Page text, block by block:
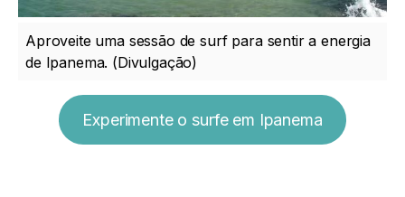
Aproveite uma sessão de surf para sentir a energia
de Ipanema. (Divulgação)
Experimente o surfe em Ipanema